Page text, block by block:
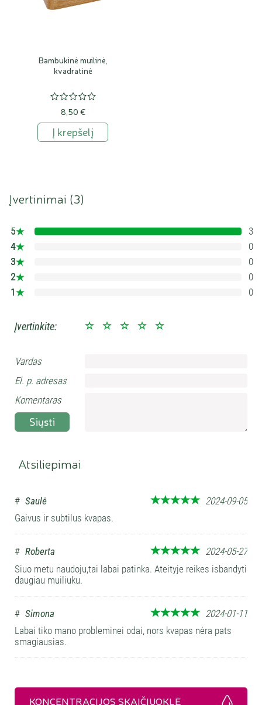
Bambukinė muilinė,
kvadratinė
8,50 €
Į krepšelį
Įvertinimai (3)
5
4
3
2
1
3
0
0
0
0
Įvertinkite:
Vardas
El. p. adresas
Komentaras
Siųsti
Atsiliepimai
# Saulė
2024-09-05
Gaivus ir subtilus kvapas.
# Roberta
2024-05-27
Siuo metu naudoju,tai labai patinka. Ateityje reikes isbandyti
daugiau muiliuku.
# Simona
2024-01-11
Labai tiko mano probleminei odai, nors kvapas nėra pats
smagiausias.
KONCENTRACIJOS SKAIČIUOKLĖ